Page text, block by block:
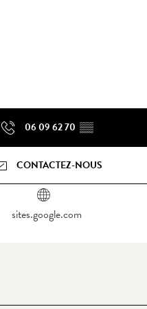
06 09 62 70 ▒▒
CONTACTEZ-NOUS
sites.google.com